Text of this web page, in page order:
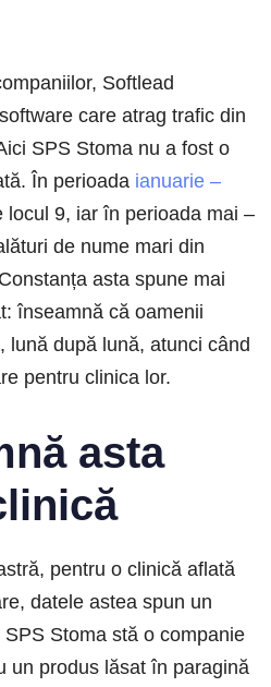
Softlead
care atrag trafic din
SPS Stoma nu a fost o
În perioada ianuarie –
locul 9, iar în perioada mai –
de nume mari din
asta spune mai
înseamnă că oamenii
lună după lună, atunci când
pentru clinica lor.
asta
pentru o clinică aflată
datele astea spun un
Stoma stă o companie
un produs lăsat în paragină